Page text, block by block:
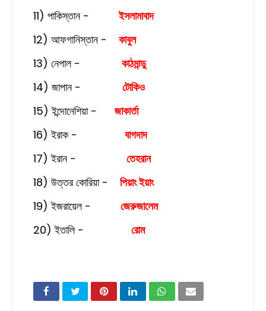
11) পাকিস্তান -ইসলামাবাদ
12) আফগানিস্তান - কাবুল
13) নেপাল - কাঠমান্ডু
14) জাপান - টোকিও
15) ইন্দোনেশিয়া - জাকার্তা
16) ইরাক - বাগদাদ
17) ইরান - তেহরান
18) উত্তর কোরিয়া - পিয়াং ইয়াং
19) ইজরায়েল - জেরুজালেম
20) ইতালি - রোম